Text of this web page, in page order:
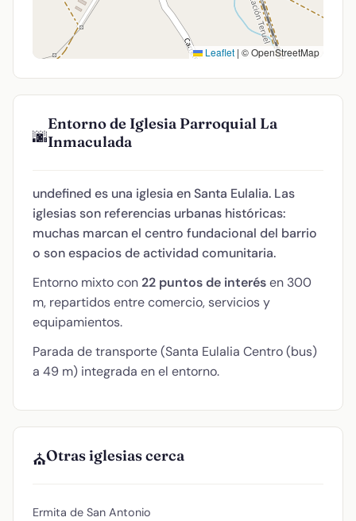
Leaflet | © OpenStreetMap
🌆
Entorno de Iglesia Parroquial La
Inmaculada
undefined es una iglesia en Santa Eulalia. Las
iglesias son referencias urbanas históricas:
muchas marcan el centro fundacional del barrio
o son espacios de actividad comunitaria.
Entorno mixto con 22 puntos de interésen 300
m, repartidos entre comercio, servicios y
equipamientos.
Parada de transporte (Santa Eulalia Centro (bus)
a 49 m) integrada en el entorno.
⛪Otras iglesias cerca
Ermita de San Antonio